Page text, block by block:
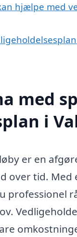
hjælpe med
med
i
er en
over tid. Med
professionel